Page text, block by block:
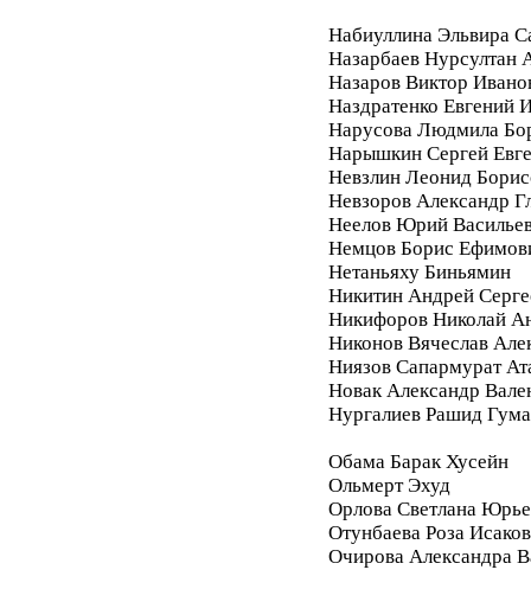
Набиуллина Эльвира
Назарбаев Нурсултан
Назаров Виктор
Наздратенко Евгений
Нарусова Людмила
Нарышкин Сергей
Невзлин Леонид
Невзоров Александр
Неелов Юрий
Немцов Борис
Нетаньяху Биньямин
Никитин Андрей
Никифоров Николай
Никонов Вячеслав
Ниязов Сапармурат
Новак Александр
Нургалиев Рашид
Обама Барак Хусейн
Ольмерт Эхуд
Орлова Светлана
Отунбаева Роза
Очирова Александра